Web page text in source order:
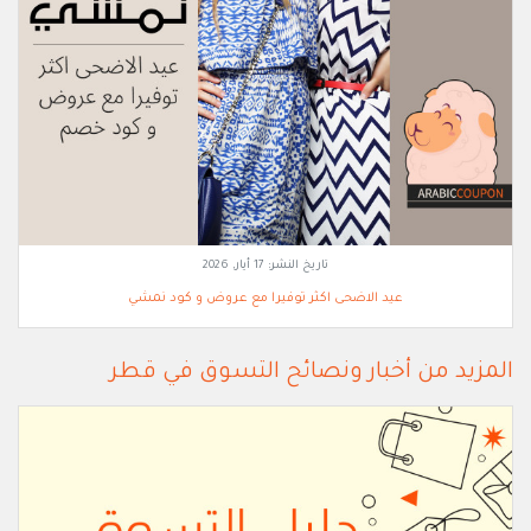
تاريخ النشر: 17 أيار, 2026
عيد الاضحى اكثر توفيرا مع عروض و كود نمشي
المزيد من أخبار ونصائح التسوق في قطر